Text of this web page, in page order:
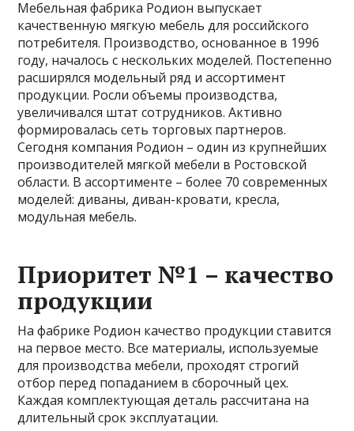
Мебельная фабрика Родион выпускает
качественную мягкую мебель для российского
потребителя. Производство, основанное в 1996
году, началось с нескольких моделей. Постепенно
расширялся модельный ряд и ассортимент
продукции. Росли объемы производства,
увеличивался штат сотрудников. Активно
формировалась сеть торговых партнеров.
Сегодня компания Родион – один из крупнейших
производителей мягкой мебели в Ростовской
области. В ассортименте – более 70 современных
моделей: диваны, диван-кровати, кресла,
модульная мебель.
Приоритет №1 – качество
продукции
На фабрике Родион качество продукции ставится
на первое место. Все материалы, используемые
для производства мебели, проходят строгий
отбор перед попаданием в сборочный цех.
Каждая комплектующая деталь рассчитана на
длительный срок эксплуатации.